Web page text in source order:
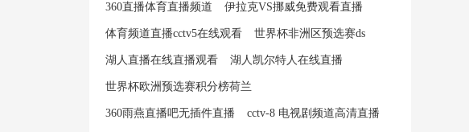
360直播体育直播频道 伊拉克VS挪威免费观看直播
体育频道直播cctv5在线观看 世界杯非洲区预选赛ds
湖人直播在线直播观看 湖人凯尔特人在线直播
世界杯欧洲预选赛积分榜荷兰
360雨燕直播吧无插件直播 cctv-8 电视剧频道高清直播